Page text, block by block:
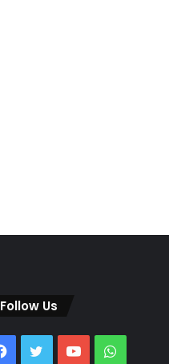
Follow Us
Facebook
TwitterYouTube